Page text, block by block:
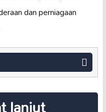
dan perniagaan